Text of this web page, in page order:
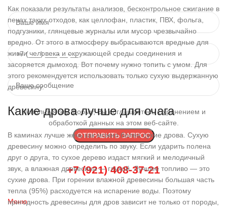
Используя эту форму, Вы соглашаетесь с хранением и
обработкой данных на этом веб-сайте.
+7 (921) 408-37-21
Меню
Как показали результаты анализов, бесконтрольное сжигание в
печах таких отходов, как целлофан, пластик, ПВХ, фольга,
подгузники, глянцевые журналы или мусор чрезвычайно
вредно. От этого в атмосферу выбрасываются вредные для
жизни человека и окружающей среды соединения и
засоряется дымоход. Вот почему нужно топить с умом. Для
этого рекомендуется использовать только сухую выдержанную
древесину.
Какие дрова лучше для очага
В каминах лучше жечь как можно более сухие дрова. Сухую
древесину можно определить по звуку. Если ударить полена
друг о друга, то сухое дерево издаст мягкий и мелодичный
звук, а влажная древесина — глухой. Лучшее топливо — это
сухие дрова. При горении влажной древесины большая часть
тепла (95%) расходуется на испарение воды. Поэтому
пригодность древесины для дров зависит не только от породы,